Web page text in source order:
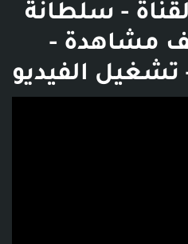
- سلطانة
- 11 ألف مشاهدة -
تشغيل الفيديو